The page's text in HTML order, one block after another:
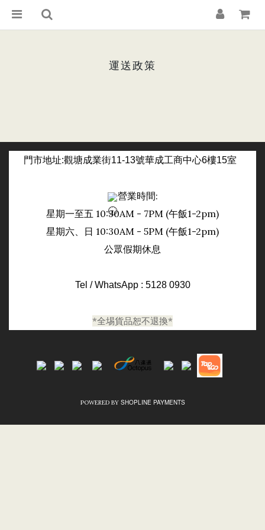
運送政策
門市地址:觀塘成業街11-13號華成工商中心6樓15室
營業時間:
星期一至五 10:30AM - 7PM (午飯1-2pm)
星期六、 日 10:30AM - 5PM (午飯1-2pm)
公眾假期休息
Tel / WhatsApp : 5128 0930
*全埸貨品恕不退換*
POWERED BY SHOPLINE PAYMENTS